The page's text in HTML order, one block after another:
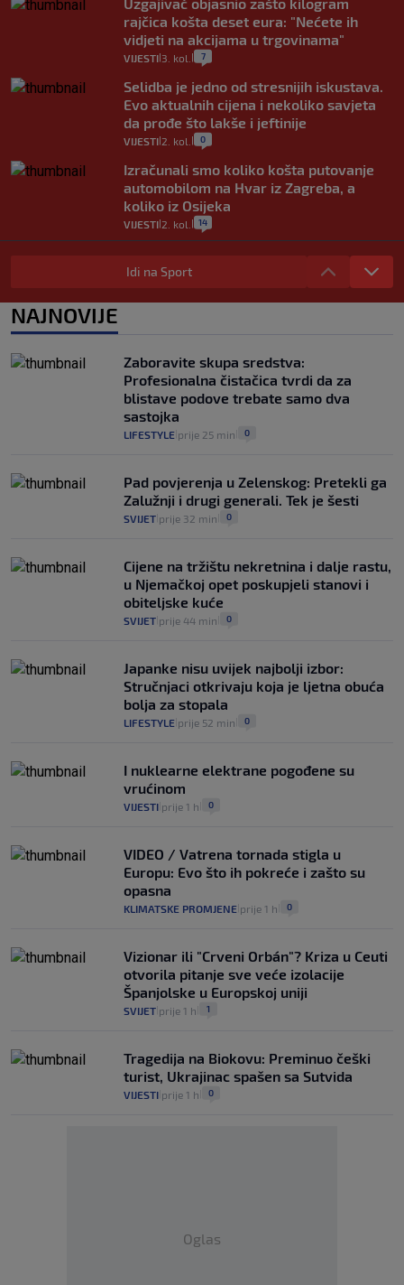
Uzgajivač objasnio zašto kilogram
rajčica košta deset eura: "Nećete ih
vidjeti na akcijama u trgovinama"
VIJESTI 3. kol. 7
Selidba je jedno od stresnijih iskustava.
Evo aktualnih cijena i nekoliko savjeta
da prođe što lakše i jeftinije
VIJESTI 2. kol. 0
Izračunali smo koliko košta putovanje
automobilom na Hvar iz Zagreba, a
koliko iz Osijeka
VIJESTI 2. kol. 14
"Kći je otišla na more, a zaboravila
zdravstvenu iskaznicu". Kakva su prava
pacijenata izvan mjesta prebivališta?
1
Plenković na 15 dana ukine mjere: "Ne bi
se dogodilo ništa. Vlada se zaljubila u te
intervencije"
30. srp. 25
Idi na Sport
NAJNOVIJE
Zaboravite skupa sredstva:
Profesionalna čistačica tvrdi da za
blistave podove trebate samo dva
sastojka
LIFESTYLE prije 25 min 0
Pad povjerenja u Zelenskog: Pretekli ga
Zalužnji i drugi generali. Tek je šesti
SVIJET prije 32 min 0
Cijene na tržištu nekretnina i dalje rastu,
u Njemačkoj opet poskupjeli stanovi i
obiteljske kuće
SVIJET prije 44 min 0
Japanke nisu uvijek najbolji izbor:
Stručnjaci otkrivaju koja je ljetna obuća
bolja za stopala
LIFESTYLE prije 52 min 0
I nuklearne elektrane pogođene su
vrućinom
VIJESTI prije 1 h 0
VIDEO / Vatrena tornada stigla u
Europu: Evo što ih pokreće i zašto su
opasna
KLIMATSKE PROMJENE prije 1 h 0
Vizionar ili "Crveni Orbán"? Kriza u Ceuti
otvorila pitanje sve veće izolacije
Španjolske u Europskoj uniji
SVIJET prije 1 h 1
Tragedija na Biokovu: Preminuo češki
turist, Ukrajinac spašen sa Sutvida
VIJESTI prije 1 h 0
Oglas